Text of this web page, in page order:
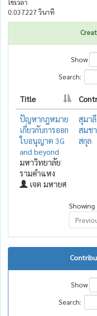
0.037227 วินาที
Show
Search:
Title
ปัญหากฎหมาย
เกี่ยวกับการออก
ใบอนุญาต 3G
and beyond
มหาวิทยาลัย
รามคำแหง
เจต มหายศ
สุมา
สมช
สกุล
Show
Search: